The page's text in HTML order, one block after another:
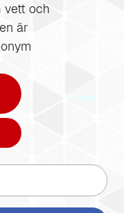
vett och
är